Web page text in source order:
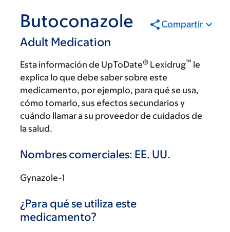
Butoconazole
Adult Medication
Compartir
Esta información de UpToDate® Lexidrug™ le
explica lo que debe saber sobre este
medicamento, por ejemplo, para qué se usa,
cómo tomarlo, sus efectos secundarios y
cuándo llamar a su proveedor de cuidados de
la salud.
Nombres comerciales: EE. UU.
Gynazole-1
¿Para qué se utiliza este
medicamento?